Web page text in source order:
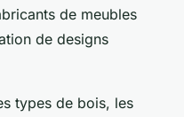
de meubles
de designs
types de bois, les